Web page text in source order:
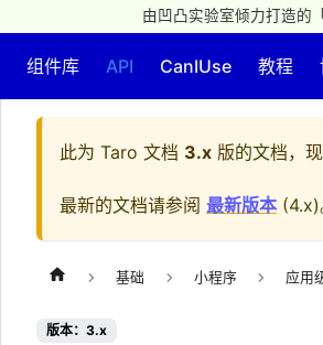
由凹凸实验室倾力打造的
组件库 API CanIUse 教程
此为 Taro 文档 3.x 版的文档，
最新的文档请参阅 最新版本 (4.x)
基础 小程序 应用
版本：3.x